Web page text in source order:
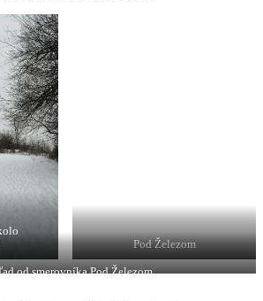
Pod Železom
od smerovníka Pod Železom